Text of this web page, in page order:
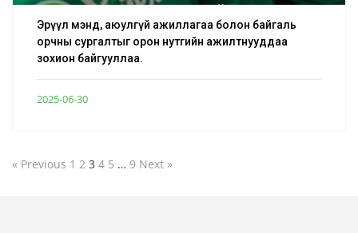
Эрүүл мэнд, аюулгүй ажиллагаа болон байгаль
орчны сургалтыг орон нутгийн ажилтнууддаа
зохион байгууллаа.
2025-06-30
« Previous 1 2 3 4 5 … 9 Next »